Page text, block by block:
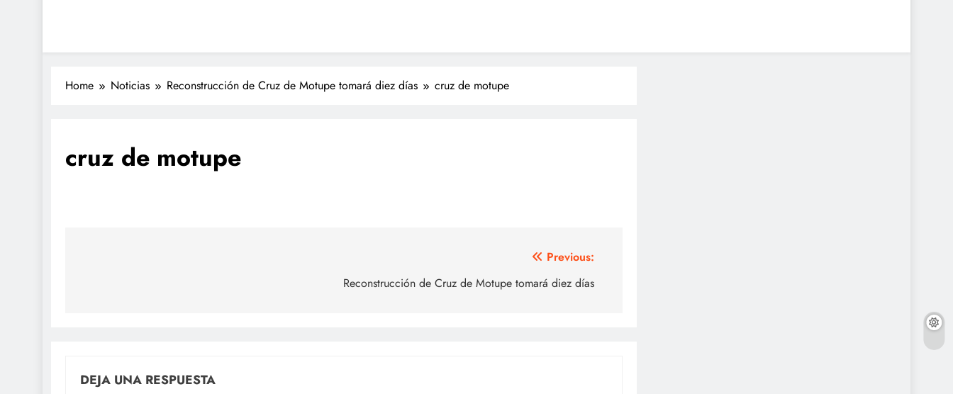
Home Noticias Reconstrucción de Cruz de Motupe tomará diez días cruz de motupe
cruz de motupe
Previous:
Reconstrucción de Cruz de Motupe tomará diez días
DEJA UNA RESPUESTA